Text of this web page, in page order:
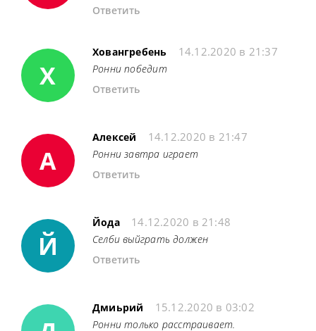
Ответить
Х
Ховангребень 14.12.2020 в 21:37
Ронни победит
Ответить
А
Алексей 14.12.2020 в 21:47
Ронни завтра играет
Ответить
Й
Йода 14.12.2020 в 21:48
Селби выйграть должен
Ответить
Дмиьрий 15.12.2020 в 03:02
Ронни только расстраивает.